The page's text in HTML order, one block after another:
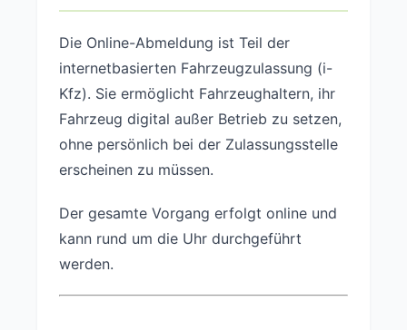
Die Online-Abmeldung ist Teil der
internetbasierten Fahrzeugzulassung (i-
Kfz). Sie ermöglicht Fahrzeughaltern, ihr
Fahrzeug digital außer Betrieb zu setzen,
ohne persönlich bei der Zulassungsstelle
erscheinen zu müssen.
Der gesamte Vorgang erfolgt online und
kann rund um die Uhr durchgeführt
werden.